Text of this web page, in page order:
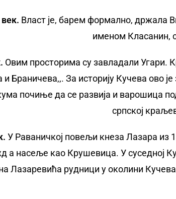
. Власт је, барем формално, држала
именом Класанин,
Овим просторима су завладали Угари.
и Браничева,,. За историју Кучева ово
почиње да се развија и варошица
српској
. У Раваничкој повељи кнеза Лазара из
а насеље као Крушевица. У суседној
Лазаревића рудници у околини